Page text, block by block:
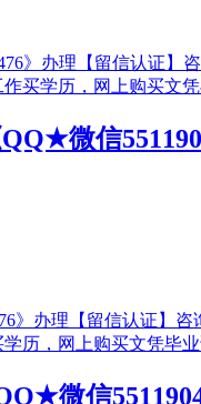
微信
微信